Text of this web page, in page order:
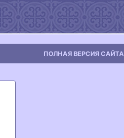
ПОЛНАЯ ВЕРСИЯ САЙТА